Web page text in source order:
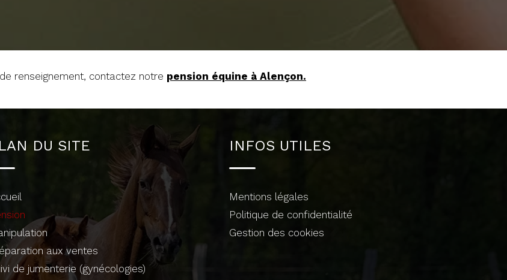
renseignement, contactez notre pension équine à Alençon.
DU SITE
aux ventes
de jumenterie (gynécologies)
INFOS UTILES
Mentions légales
Politique de confidentialité
Gestion des cookies